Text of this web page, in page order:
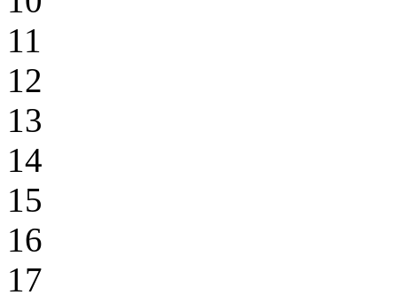
11
12
13
14
15
16
17